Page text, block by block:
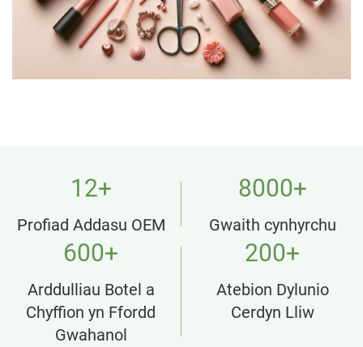
12+
Profiad Addasu OEM
8000+
Gwaith cynhyrchu
600+
Arddulliau Botel a
Chyffion yn Ffordd
Gwahanol
200+
Atebion Dylunio
Cerdyn Lliw